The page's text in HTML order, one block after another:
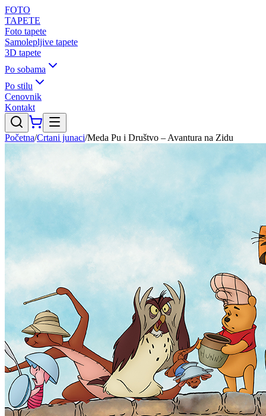
FOTO
TAPETE
Foto tapete
Samolepljive tapete
3D tapete
Po sobama
Po stilu
Cenovnik
Kontakt
Početna/Crtani junaci/Meda Pu i Društvo – Avantura na Zidu